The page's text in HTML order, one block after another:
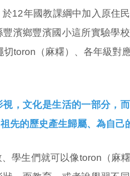
12年國教課綱中加入原住
濱鄉豐濱國小這所實驗學
toron（麻糬）、各年級對
文化是生活的一部分，
先的歷史產生歸屬、為自己
生們就可以像toron（麻